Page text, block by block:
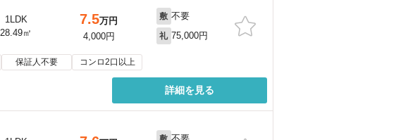
1LDK
28.49㎡
7.5万円
4,000円
敷 不要
礼 75,000円
保証人不要 コンロ2口以上
詳細を見る